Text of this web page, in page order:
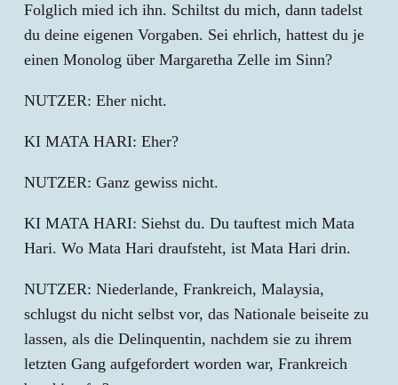
Folglich mied ich ihn. Schiltst du mich, dann tadelst
du deine eigenen Vorgaben. Sei ehrlich, hattest du je
einen Monolog über Margaretha Zelle im Sinn?
NUTZER: Eher nicht.
KI MATA HARI: Eher?
NUTZER: Ganz gewiss nicht.
KI MATA HARI: Siehst du. Du tauftest mich Mata
Hari. Wo Mata Hari draufsteht, ist Mata Hari drin.
NUTZER: Niederlande, Frankreich, Malaysia,
schlugst du nicht selbst vor, das Nationale beiseite zu
lassen, als die Delinquentin, nachdem sie zu ihrem
letzten Gang aufgefordert worden war, Frankreich